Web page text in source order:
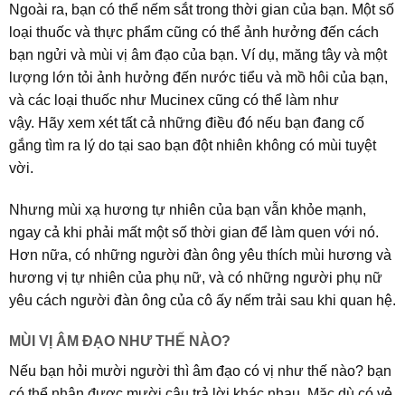
Ngoài ra, bạn có thể nếm sắt trong thời gian của bạn. Một số
loại thuốc và thực phẩm cũng có thể ảnh hưởng đến cách
bạn ngửi và mùi vị âm đạo của bạn. Ví dụ, măng tây và một
lượng lớn tỏi ảnh hưởng đến nước tiểu và mồ hôi của bạn,
và các loại thuốc như Mucinex cũng có thể làm như
vậy. Hãy xem xét tất cả những điều đó nếu bạn đang cố
gắng tìm ra lý do tại sao bạn đột nhiên không có mùi tuyệt
vời.
Nhưng mùi xạ hương tự nhiên của bạn vẫn khỏe mạnh,
ngay cả khi phải mất một số thời gian để làm quen với nó.
Hơn nữa, có những người đàn ông yêu thích mùi hương và
hương vị tự nhiên của phụ nữ, và có những người phụ nữ
yêu cách người đàn ông của cô ấy nếm trải sau khi quan hệ.
MÙI VỊ ÂM ĐẠO NHƯ THẾ NÀO?
Nếu bạn hỏi mười người thì âm đạo có vị như thế nào? bạn